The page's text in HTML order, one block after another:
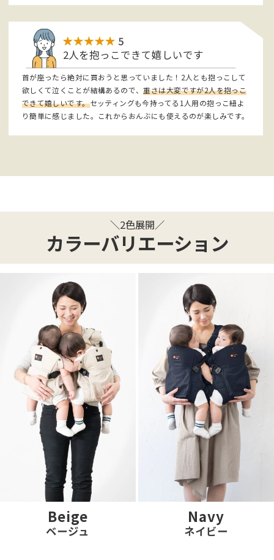
2人を抱っこできて嬉しいです
首が座ったら絶対に買おうと思っていました！2人とも抱っこして
欲しくて泣くことが結構あるので、重さは大変ですが2人を抱っこ
できて嬉しいです。セッティングも今持ってる1人用の抱っこ紐よ
り簡単に感じました。これからおんぶにも使えるのが楽しみです。
＼2色展開／
カラーバリエーション
Beige
ベージュ
Navy
ネイビー